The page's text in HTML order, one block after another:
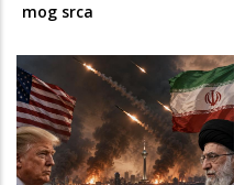
mog srca